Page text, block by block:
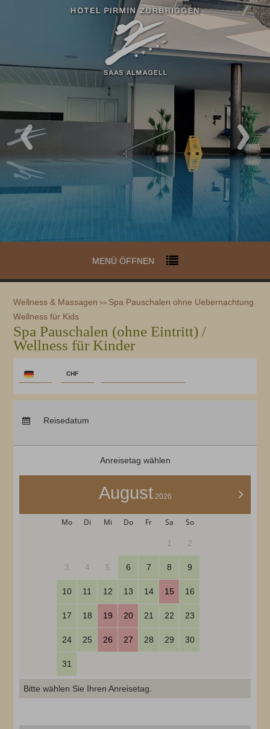
MENÜ ÖFFNEN
Wellness & Massagen >> Spa Pauschalen ohne Uebernachtung
Wellness für Kids
Spa Pauschalen (ohne Eintritt) /
Wellness für Kinder
€
£
CHF
Hier können Sie Ihre Aktionscodes
oder Gutscheine einlösen.
Aktuell akzeptieren wir folgende
Abreise:keine Auswahl
Übernachtungen:
Reisedatum
Anreisetag wählen
>
August2026
Mo Di Mi Do Fr Sa So
1 2
3 4 5 6 7 8 9
10 11 12 13 14 15 16
17 18 19 20 21 22 23
24 25 26 27 28 29 30
31
Bitte wählen Sie Ihren Anreisetag.